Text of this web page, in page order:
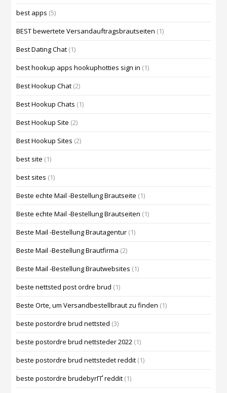
best apps (5)
BEST bewertete Versandauftragsbrautseiten (1)
Best Dating Chat (1)
best hookup apps hookuphotties sign in (1)
Best Hookup Chat (2)
Best Hookup Chats (1)
Best Hookup Site (2)
Best Hookup Sites (2)
best site (1)
best sites (1)
Beste echte Mail -Bestellung Brautseite (1)
Beste echte Mail -Bestellung Brautseiten (1)
Beste Mail -Bestellung Brautagentur (1)
Beste Mail -Bestellung Brautfirma (2)
Beste Mail -Bestellung Brautwebsites (1)
beste nettsted post ordre brud (1)
Beste Orte, um Versandbestellbraut zu finden (1)
beste postordre brud nettsted (3)
beste postordre brud nettsteder 2022 (1)
beste postordre brud nettstedet reddit (1)
beste postordre brudebyrГҐ reddit (1)